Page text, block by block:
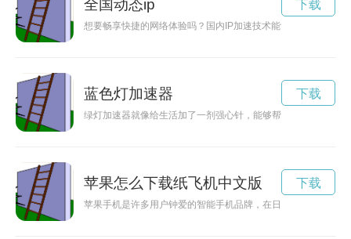
全国动态ip
想要畅享快捷的网络体验吗？国内IP加速技术能够帮助您提升
下载
蓝色灯加速器
绿灯加速器就像给生活加了一剂强心针，能够帮助我们快速前行
下载
苹果怎么下载纸飞机中文版
苹果手机是许多用户钟爱的智能手机品牌，在日常使用中，可
下载